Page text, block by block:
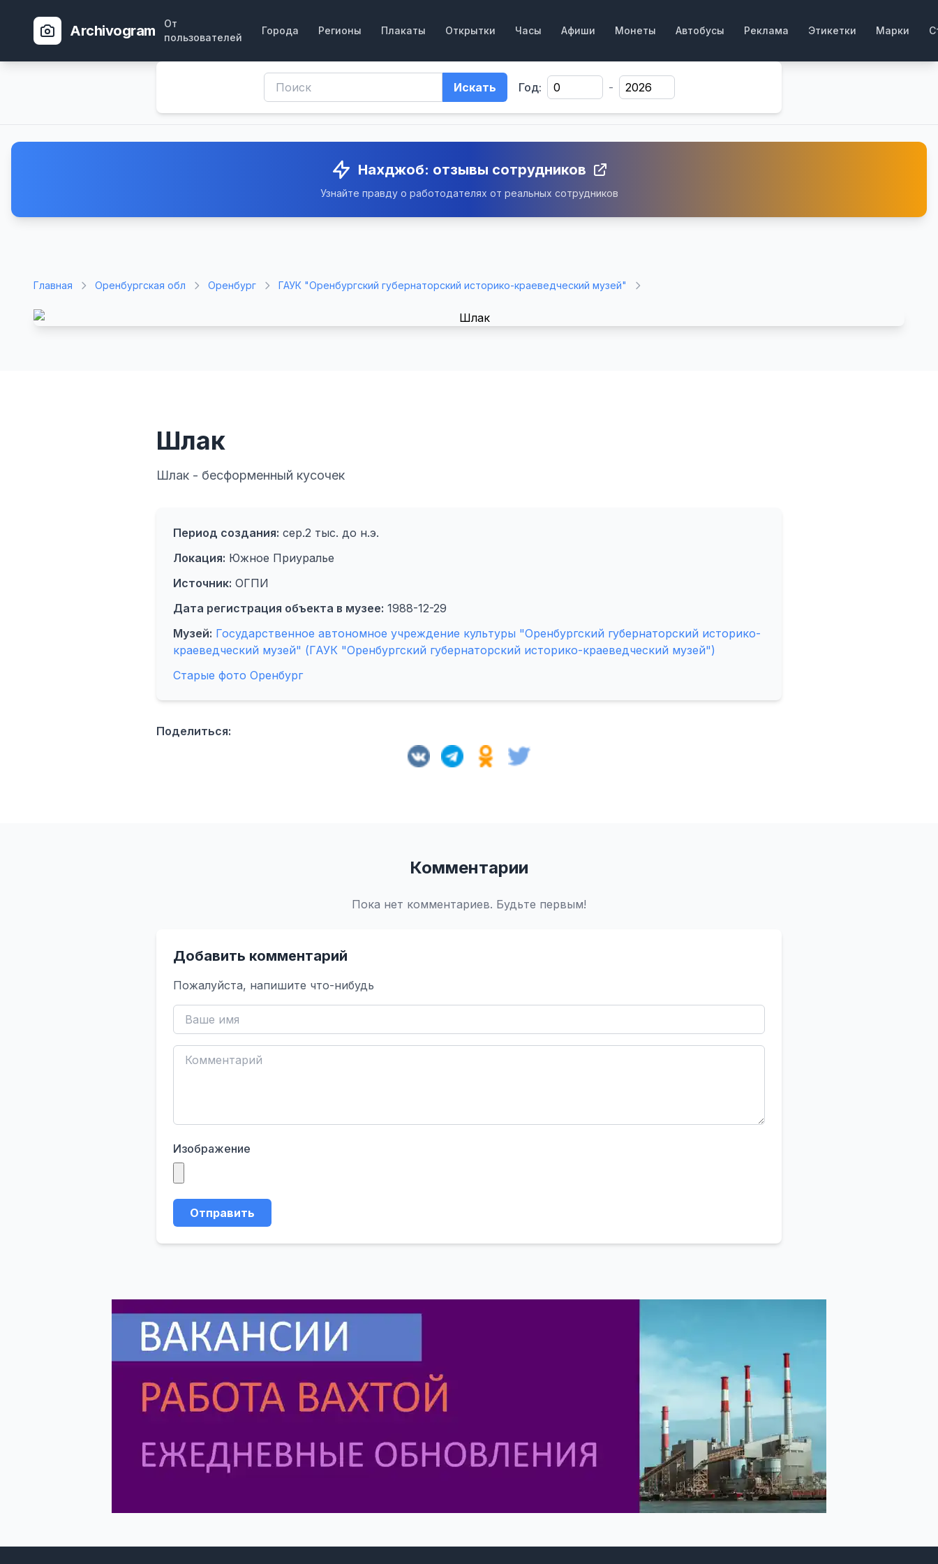
Archivogram
От
пользователей
Города Регионы Плакаты Открытки Часы Афиши Монеты Автобусы Реклама Этикетки Марки
Искать Год: -
Нахджоб: отзывы сотрудников
Узнайте правду о работодателях от реальных сотрудников
Главная Оренбургская обл Оренбург ГАУК "Оренбургский губернаторский историко-краеведческий музей"
Шлак
Шлак - бесформенный кусочек
Период создания: сер.2 тыс. до н.э.
Локация: Южное Приуралье
Источник: ОГПИ
Дата регистрация объекта в музее: 1988-12-29
Музей: Государственное автономное учреждение культуры "Оренбургский губернаторский историко-
краеведческий музей" (ГАУК "Оренбургский губернаторский историко-краеведческий музей")
Старые фото Оренбург
Поделиться:
Комментарии
Пока нет комментариев. Будьте первым!
Добавить комментарий
Пожалуйста, напишите что-нибудь
Изображение
Отправить